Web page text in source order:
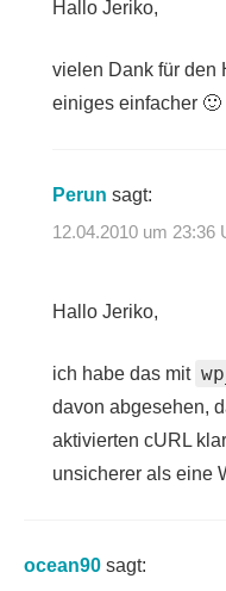
Hallo Jeriko,
vielen Dank für den
einiges einfacher 🙂
Perun sagt:
12.04.2010 um 23:36
Hallo Jeriko,
ich habe das mit
davon abgesehen,
aktivierten cURL
unsicherer als eine
ocean90 sagt: